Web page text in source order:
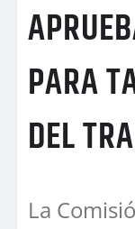
PARA
DEL
La